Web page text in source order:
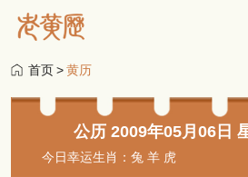
首页>黄历
公历 2009年05月06日
今日幸运生肖：兔 羊 虎